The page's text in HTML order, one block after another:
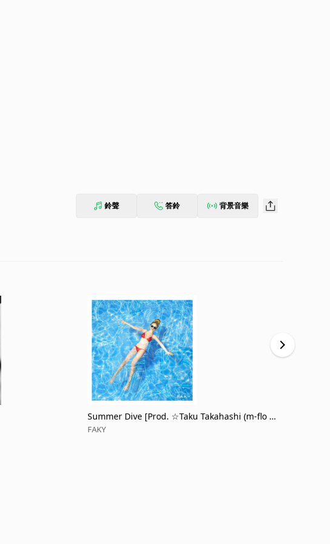
鈴聲 答鈴 背景音樂
Summer Dive [Prod. ☆Taku Takahashi (m-flo 隕-
浮流)]
FAKY